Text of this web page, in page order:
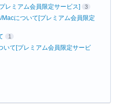
レミアム会員限定サービス] 3
について[プレミアム会員限定
1
いて[プレミアム会員限定サービ